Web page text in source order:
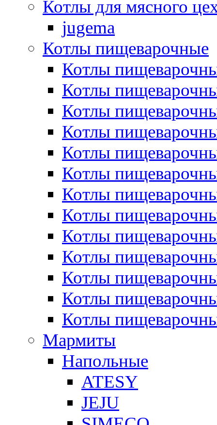
Котлы для мясного
jugema
Котлы пищеварочные
Котлы
Котлы
Котлы
Котлы
Котлы
Котлы
Котлы
Котлы
Котлы
Котлы
Котлы
Котлы
Котлы
Мармиты
Напольные
ATESY
JEJU